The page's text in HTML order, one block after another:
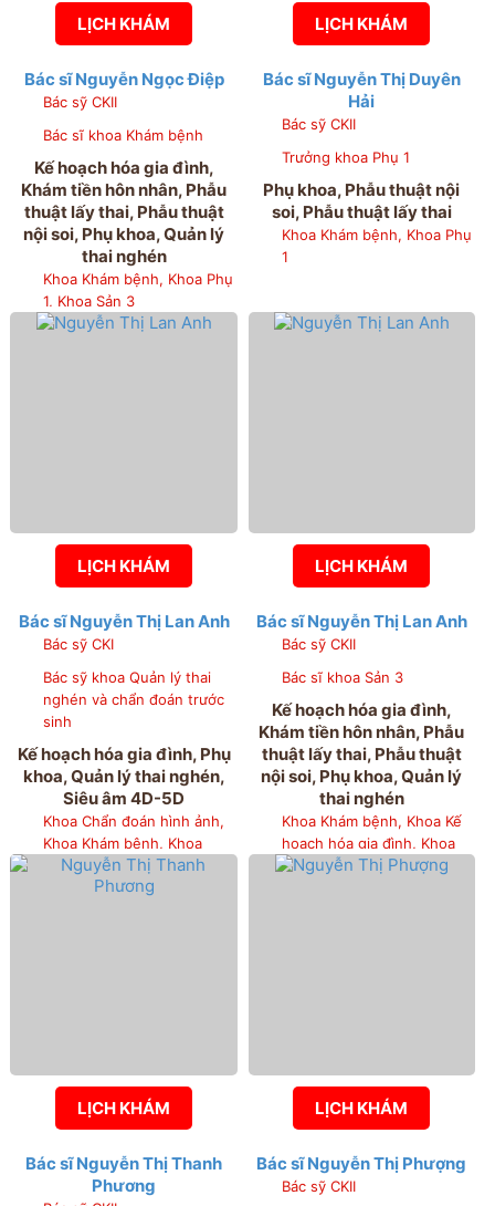
LỊCH KHÁM
Bác sĩ Nguyễn Ngọc Điệp
Bác sỹ CKII
Bác sĩ khoa Khám bệnh
Kế hoạch hóa gia đình,
Khám tiền hôn nhân, Phẫu
thuật lấy thai, Phẫu thuật
nội soi, Phụ khoa, Quản lý
thai nghén
Khoa Khám bệnh, Khoa Phụ
1, Khoa Sản 3
LỊCH KHÁM
Bác sĩ Nguyễn Thị Duyên
Hải
Bác sỹ CKII
Trưởng khoa Phụ 1
Phụ khoa, Phẫu thuật nội
soi, Phẫu thuật lấy thai
Khoa Khám bệnh, Khoa Phụ
1
LỊCH KHÁM
Bác sĩ Nguyễn Thị Lan Anh
Bác sỹ CKI
Bác sỹ khoa Quản lý thai
nghén và chẩn đoán trước
sinh
Kế hoạch hóa gia đình, Phụ
khoa, Quản lý thai nghén,
Siêu âm 4D-5D
Khoa Chẩn đoán hình ảnh,
Khoa Khám bệnh, Khoa
Quản lý thai nghén và chẩn
đoán trước sinh
LỊCH KHÁM
Bác sĩ Nguyễn Thị Lan Anh
Bác sỹ CKII
Bác sĩ khoa Sản 3
Kế hoạch hóa gia đình,
Khám tiền hôn nhân, Phẫu
thuật lấy thai, Phẫu thuật
nội soi, Phụ khoa, Quản lý
thai nghén
Khoa Khám bệnh, Khoa Kế
hoạch hóa gia đình, Khoa
Sản 3, Khoa Phụ 1
LỊCH KHÁM
Bác sĩ Nguyễn Thị Thanh
Phương
LỊCH KHÁM
Bác sĩ Nguyễn Thị Phượng
Bác sỹ CKII